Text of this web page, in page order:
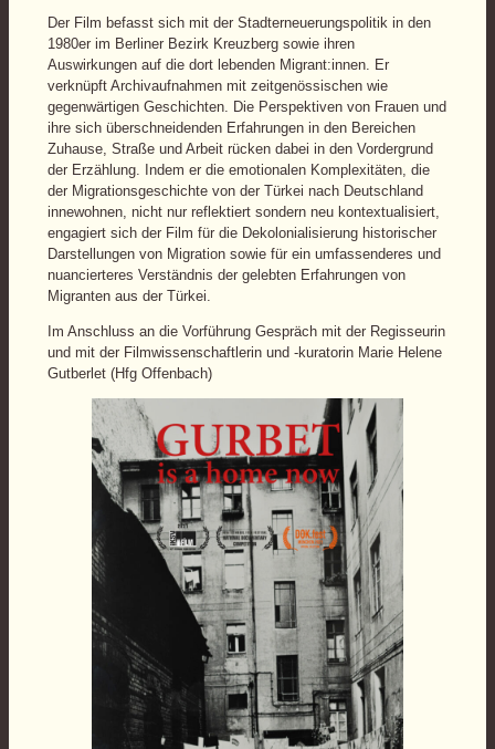
Der Film befasst sich mit der Stadterneuerungspolitik in den
1980er im Berliner Bezirk Kreuzberg sowie ihren
Auswirkungen auf die dort lebenden Migrant:innen. Er
verknüpft Archivaufnahmen mit zeitgenössischen wie
gegenwärtigen Geschichten. Die Perspektiven von Frauen und
ihre sich überschneidenden Erfahrungen in den Bereichen
Zuhause, Straße und Arbeit rücken dabei in den Vordergrund
der Erzählung. Indem er die emotionalen Komplexitäten, die
der Migrationsgeschichte von der Türkei nach Deutschland
innewohnen, nicht nur reflektiert sondern neu kontextualisiert,
engagiert sich der Film für die Dekolonialisierung historischer
Darstellungen von Migration sowie für ein umfassenderes und
nuancierteres Verständnis der gelebten Erfahrungen von
Migranten aus der Türkei.
Im Anschluss an die Vorführung Gespräch mit der Regisseurin
und mit der Filmwissenschaftlerin und -kuratorin Marie Helene
Gutberlet (Hfg Offenbach)